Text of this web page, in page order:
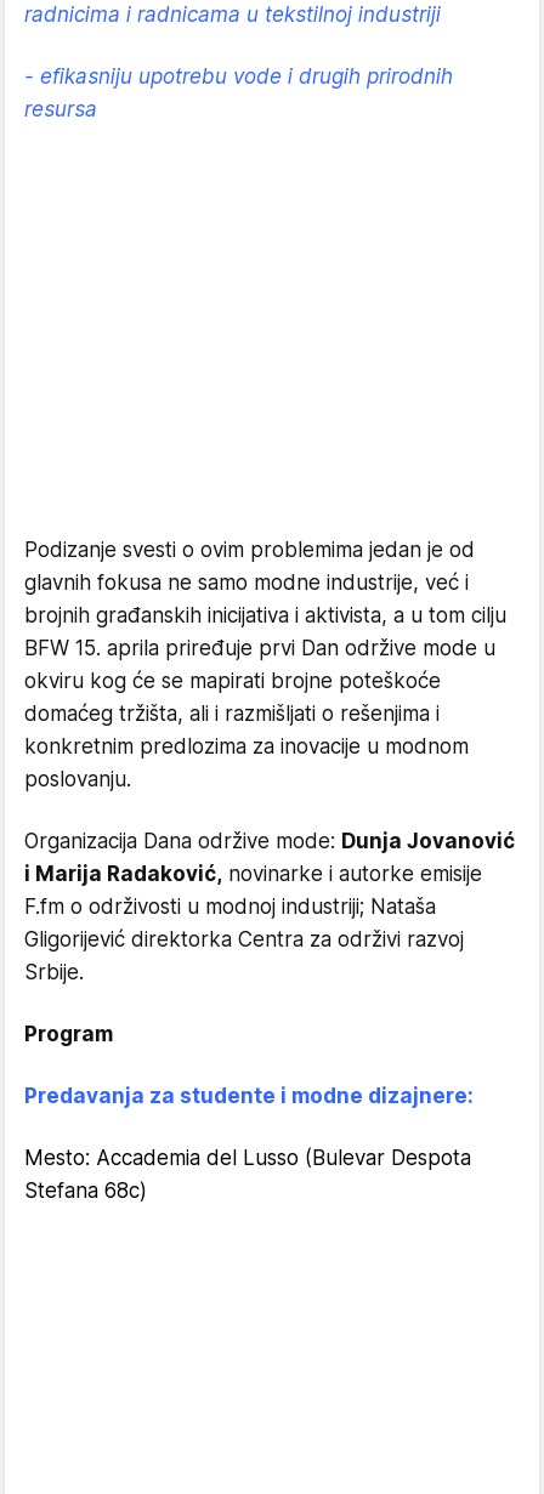
radnicima i radnicama u tekstilnoj industriji
- efikasniju upotrebu vode i drugih prirodnih
resursa
Podizanje svesti o ovim problemima jedan je od
glavnih fokusa ne samo modne industrije, već i
brojnih građanskih inicijativa i aktivista, a u tom cilju
BFW 15. aprila priređuje prvi Dan održive mode u
okviru kog će se mapirati brojne poteškoće
domaćeg tržišta, ali i razmišljati o rešenjima i
konkretnim predlozima za inovacije u modnom
poslovanju.
Organizacija Dana održive mode: Dunja Jovanović
i Marija Radaković, novinarke i autorke emisije
F.fm o održivosti u modnoj industriji; Nataša
Gligorijević direktorka Centra za održivi razvoj
Srbije.
Program
Predavanja za studente i modne dizajnere:
Mesto: Accademia del Lusso (Bulevar Despota
Stefana 68c)